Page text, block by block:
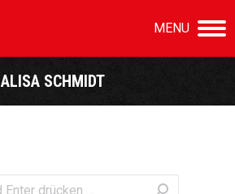
MENU
ALISA SCHMIDT
Sie befinden sich hier: